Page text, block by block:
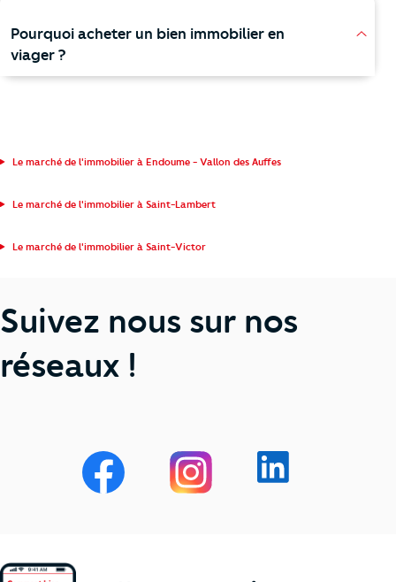
Pourquoi acheter un bien immobilier en
viager ?
Le marché de l'immobilier à Endoume - Vallon des Auffes
Le marché de l'immobilier à Saint-Lambert
Le marché de l'immobilier à Saint-Victor
Suivez nous sur nos
réseaux !